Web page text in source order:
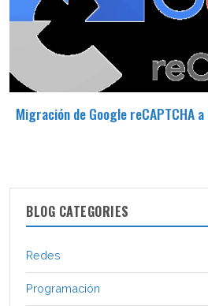
Migración de Google reCAPTCHA
BLOG CATEGORIES
Redes
Programación